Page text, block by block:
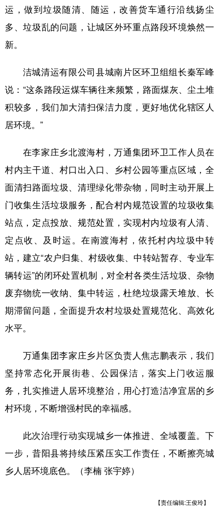
English Español Français عربى
Русский язык 日本語 한국어
运，做到垃圾随清、随运，改善货车通行沿线扬尘
多、垃圾乱的问题，让城区外环重点路段环境焕然一
新。
洁城清运有限公司县城南片区环卫组组长秦军峰
说：“这条路段运煤车辆往来频繁，路面煤灰、尘土堆
积较多，我们加大清扫保洁力度，更好地优化辖区人
居环境。”
在李家庄乡北渡海村，万通集团环卫工作人员在
村内主干道、村口出入口、乡村公园等重点区域，全
面清扫路面垃圾、清理绿化带杂物，同时主动开展上
门收集生活垃圾服务，配合村内规范设置的垃圾收集
站点，定点投放、规范处置，实现村内垃圾有人清、
定点收、及时运。在南渡海村，依托村内垃圾中转
站，建立“农户归集、村级收集、中转站暂存、专业车
辆转运”的闭环处置机制，对全村各类生活垃圾、杂物
废弃物统一收纳、集中转运，杜绝垃圾露天堆放、长
期滞留问题，全面提升农村垃圾处置规范化、高效化
水平。
万通集团李家庄乡片区负责人焦志鹏表示，我们
坚持常态化开展街巷、公园保洁，落实上门收运服
务，扎实推进人居环境整治，用心打造洁净宜居的乡
村环境，不断增强村民的幸福感。
此次治理行动实现城乡一体推进、全域覆盖。下
一步，昔阳县将持续压紧压实工作责任，不断擦亮城
乡人居环境底色。（李楠 张宇婷）
【责任编辑:王俊玲】